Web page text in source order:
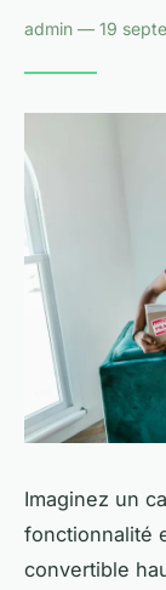
admin — 19
Imaginez un
fonctionnalité
convertible